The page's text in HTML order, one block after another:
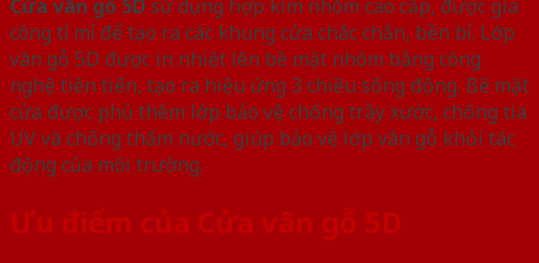
Cửa vân gỗ 5Dsử dụng hợp kim nhôm cao cấp, được gia
công tỉ mỉ để tạo ra các khung cửa chắc chắn, bền bỉ. Lớp
vân gỗ 5D được in nhiệt lên bề mặt nhôm bằng công
nghệ tiên tiến, tạo ra hiệu ứng 3 chiều sống động. Bề mặt
cửa được phủ thêm lớp bảo vệ chống trầy xước, chống tia
UV và chống thấm nước, giúp bảo vệ lớp vân gỗ khỏi tác
động của môi trường.
Ưu điểm của Cửa vân gỗ 5D